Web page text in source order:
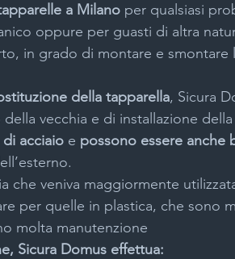
a Milano per qualsiasi
oppure per guasti di altra
in grado di montare e smontare
della tapparella, Sicura
vecchia e di installazione
acciaio e possono essere anche
che veniva maggiormente
per quelle in plastica, che sono
molta manutenzione
Sicura Domus effettua: